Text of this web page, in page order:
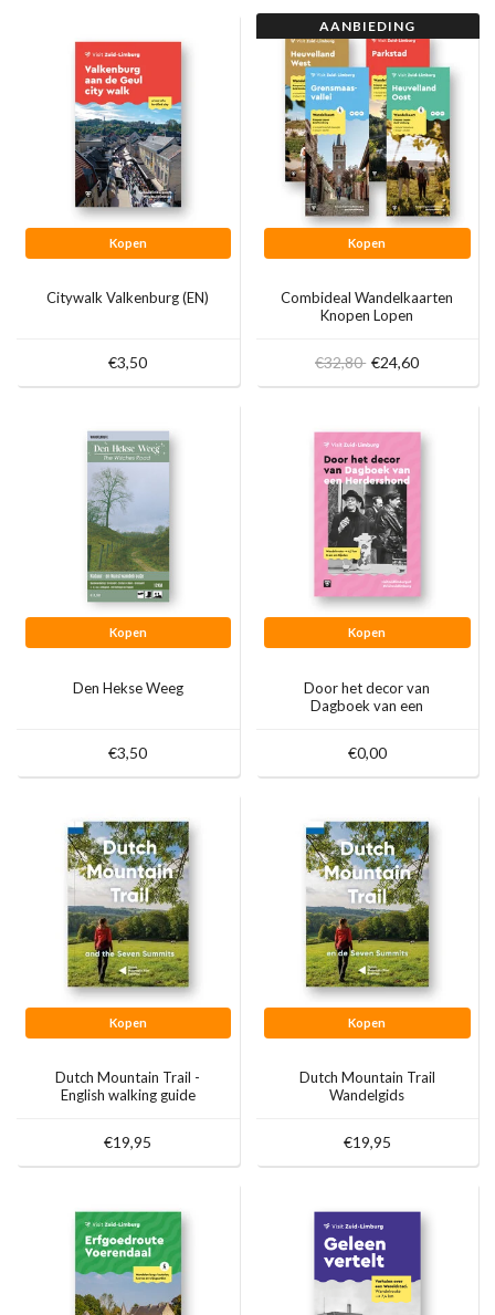
Kopen
Citywalk Valkenburg (EN)
€3,50
AANBIEDING
Kopen
Combideal Wandelkaarten
Knopen Lopen
€32,80 €24,60
Kopen
Den Hekse Weeg
€3,50
Kopen
Door het decor van
Dagboek van een
€0,00
Kopen
Dutch Mountain Trail -
English walking guide
€19,95
Kopen
Dutch Mountain Trail
Wandelgids
€19,95